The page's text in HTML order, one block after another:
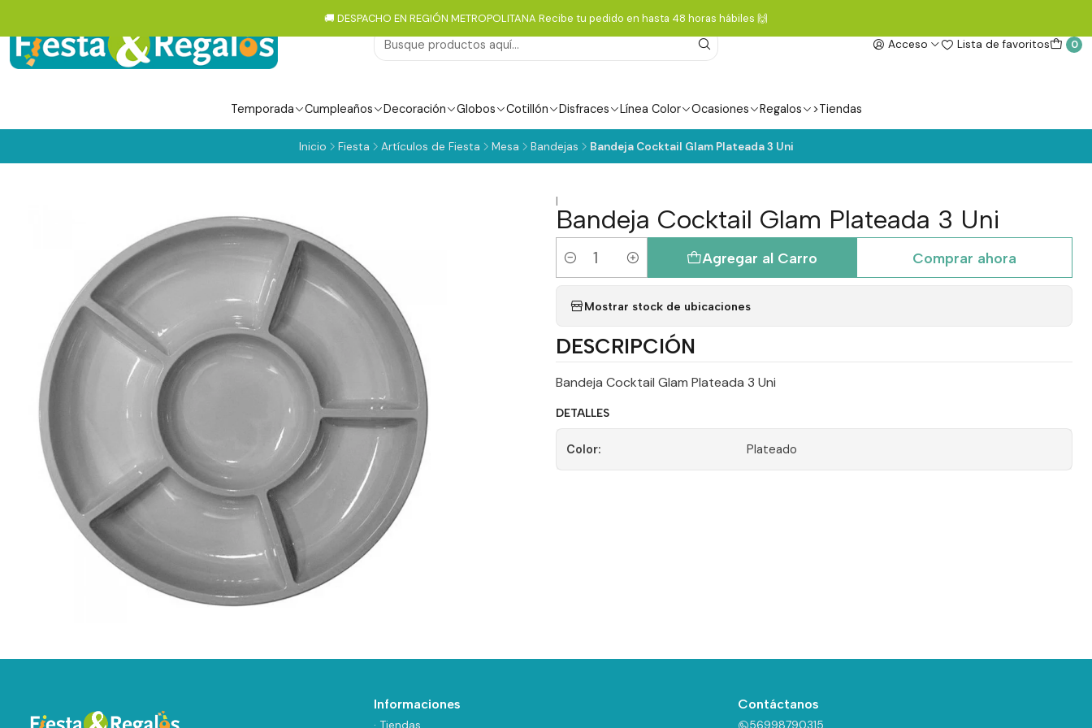
Acceso Lista de favoritos 0
Temporada Cumpleaños Decoración Globos Cotillón Disfraces Línea Color Ocasiones Regalos >Tiendas
🚚 DESPACHO EN REGIÓN METROPOLITANA Recibe tu pedido en hasta 48 horas hábiles 🙌
Inicio Fiesta Artículos de Fiesta Mesa Bandejas Bandeja Cocktail Glam Plateada 3 Uni
|
Bandeja Cocktail Glam Plateada 3 Uni
Cantidad
Agregar al Carro Comprar ahora
Mostrar stock de ubicaciones
DESCRIPCIÓN
Bandeja Cocktail Glam Plateada 3 Uni
DETALLES
Color: Plateado
Informaciones
· Tiendas
Contáctanos
56998790315